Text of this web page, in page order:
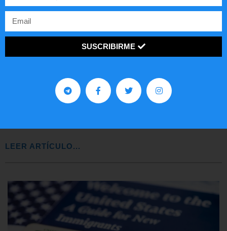
Comunistas no son bienvenidos en
LEER ARTÍCULO...
SUSCRIBIRME